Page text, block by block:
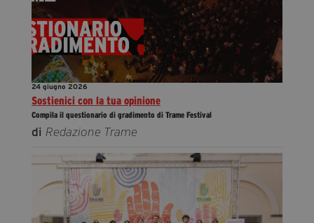
24 giugno 2026
Sostienici con la tua opinione
Compila il questionario di gradimento di Trame Festival
di Redazione Trame